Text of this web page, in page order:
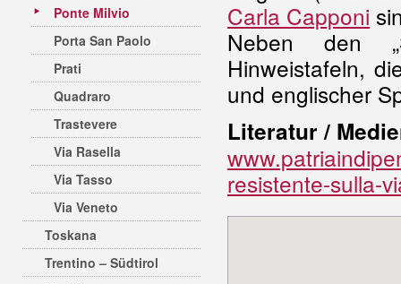
Ponte Milvio
Porta San Paolo
Prati
Quadraro
Trastevere
Via Rasella
Via Tasso
Via Veneto
Toskana
Trentino – Südtirol
Carla Capponi
Neben den
Hinweistafeln,
und englischer
Literatur /
resistente-sulla-